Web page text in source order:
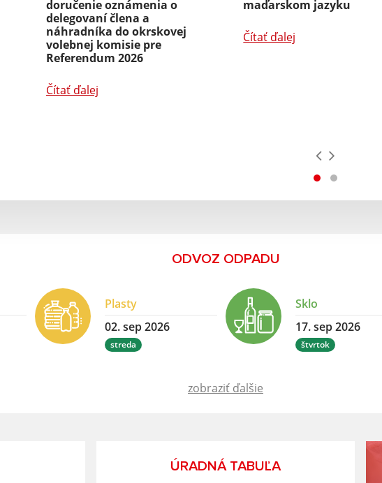
doručenie oznámenia o
delegovaní člena a
náhradníka do okrskovej
volebnej komisie pre
Referendum 2026
Čítať ďalej
maďarskom jazyku
Čítať ďalej
ODVOZ ODPADU
Plasty
02. sep 2026
streda
Sklo
17. sep 2026
štvrtok
zobraziť ďalšie
ÚRADNÁ TABUĽA